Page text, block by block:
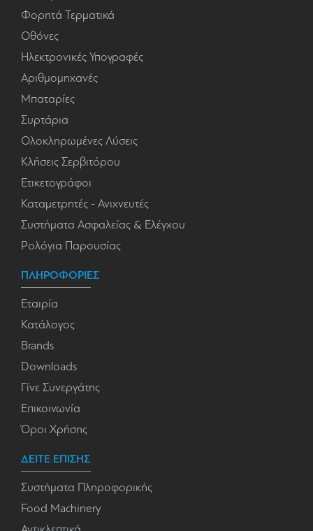
Φορητά Τερματικά
Οθόνες
Ηλεκτρονικές Υπογραφές
Αριθμομηχανές
Μπαταρίες
Συρτάρια
Ολοκληρωμένες Λύσεις
Κλήσεις Σερβιτόρου
Ετικετογράφοι
Καταμετρητές - Ανιχνευτές
Συστήματα Ασφαλείας & Ελέγχου
Ρολόγια Παρουσίας
ΠΛΗΡΟΦΟΡΙΕΣ
Εταιρία
Κατάλογος
Brands
Downloads
Γίνε Συνεργάτης
Επικοινωνία
Όροι Χρήσης
ΔΕΙΤΕ ΕΠΙΣΗΣ
Συστήματα Πληροφορικής
Food Machinery